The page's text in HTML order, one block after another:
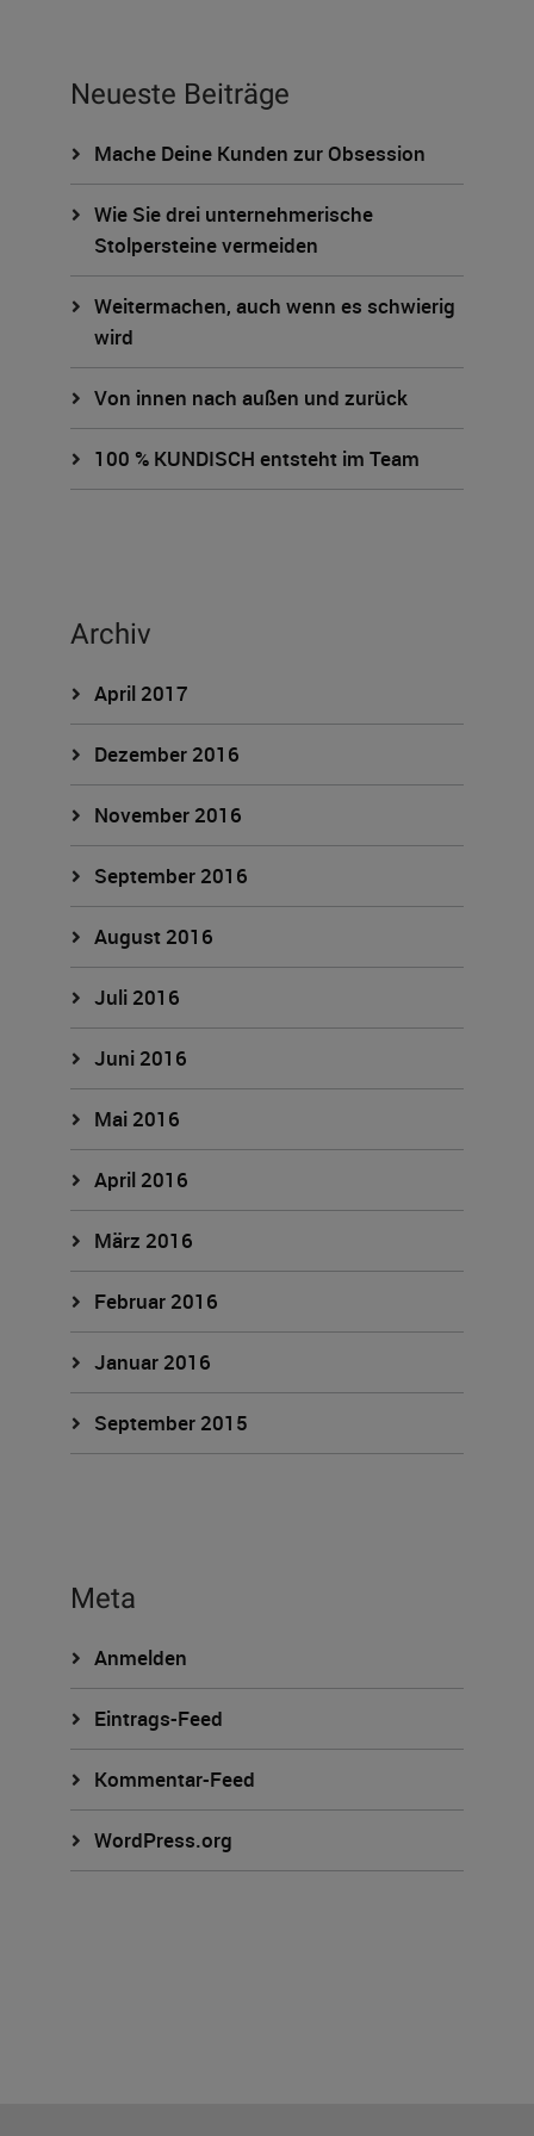
Neueste Beiträge
Mache Deine Kunden zur Obsession
Wie Sie drei unternehmerische
Stolpersteine vermeiden
Weitermachen, auch wenn es schwierig
wird
Von innen nach außen und zurück
100 % KUNDISCH entsteht im Team
Archiv
April 2017
Dezember 2016
November 2016
September 2016
August 2016
Juli 2016
Juni 2016
Mai 2016
April 2016
März 2016
Februar 2016
Januar 2016
September 2015
Meta
Anmelden
Eintrags-Feed
Kommentar-Feed
WordPress.org